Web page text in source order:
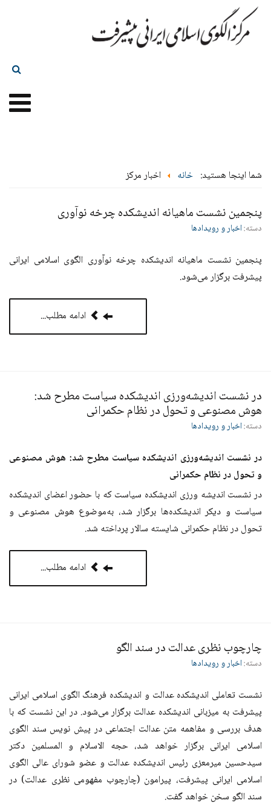
شما اینجا هستید: خانه اخبار مرکز
پنجمین نشست ماهیانه اندیشکده چرخه نوآوری
دسته:اخبار و رویدادها
پنجمین نشست ماهیانه اندیشکده چرخه نوآوری الگوی اسلامی ایرانی
پیشرفت برگزار می‌شود.
ادامه مطلب...
در نشست اندیشه‌ورزی اندیشکده سیاست مطرح شد:
هوش مصنوعی و تحول در نظام حکمرانی
دسته:اخبار و رویدادها
در نشست اندیشه‌ورزی اندیشکده سیاست مطرح شد: هوش مصنوعی
و تحول در نظام حکمرانی
در نشست اندیشه ورزی اندیشکده سیاست که با حضور اعضای اندیشکده
سیاست و دیکر اندیشکده‌ها برگزار شد، به‌موضوع هوش مصنوعی و
تحول در نظام حکمرانی شایسته سالار پرداخته شد.
ادامه مطلب...
چارچوب نظری عدالت در سند الگو
دسته:اخبار و رویدادها
نشست تعاملی اندیشکده عدالت و اندیشکده فرهنگ الگوی اسلامی ایرانی
پیشرفت به میزبانی اندیشکده عدالت برگزار می‌شود. در این نشست که با
هدف بررسی و مفاهمه متن عدالت اجتماعی در پیش نویس سند الگوی
اسلامی ایرانی برگزار خواهد شد، حجه الاسلام و المسلمین دکتر
سیدحسین میرمعزی رئیس اندیشکده عدالت و عضو شورای عالی الگوی
اسلامی ایرانی پیشرفت، پیرامون (چارچوب مفهومی نظری عدالت) در
سند الگو سخن خواهد گفت.